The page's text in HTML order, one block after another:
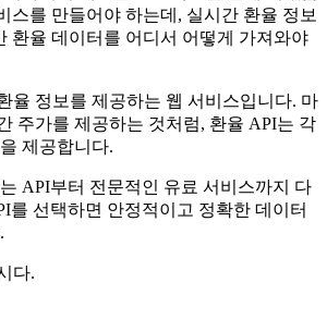
스를 만들어야 하는데, 실시간 환율 정보
환율 데이터를 어디서 어떻게 가져와야
율 정보를 제공하는 웹 서비스입니다. 마
주가를 제공하는 것처럼, 환율 API는 각
제공합니다.
API부터 전문적인 유료 서비스까지 다
를 선택하면 안정적이고 정확한 데이터
다.